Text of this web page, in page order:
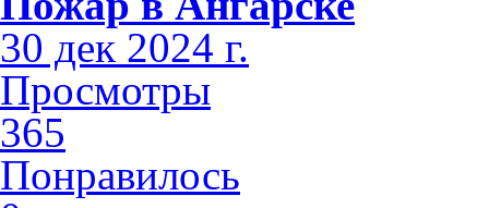
30 дек 2024 г.
Просмотры
365
Понравилось